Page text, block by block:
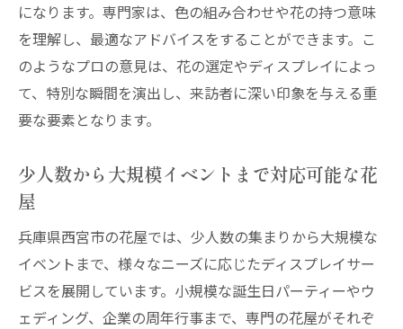
になります。専門家は、色の組み合わせや花の持つ意味
を理解し、最適なアドバイスをすることができます。こ
のようなプロの意見は、花の選定やディスプレイによっ
て、特別な瞬間を演出し、来訪者に深い印象を与える重
要な要素となります。
少人数から大規模イベントまで対応可能な花
屋
兵庫県西宮市の花屋では、少人数の集まりから大規模な
イベントまで、様々なニーズに応じたディスプレイサー
ビスを展開しています。小規模な誕生日パーティーやウ
ェディング、企業の周年行事まで、専門の花屋がそれぞ